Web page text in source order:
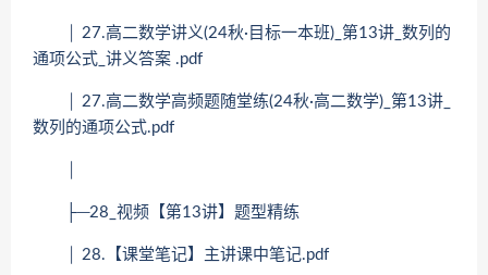
│ 27.高二数学讲义(24秋·目标一本班)_第13讲_数列的
通项公式_讲义答案 .pdf
│ 27.高二数学高频题随堂练(24秋·高二数学)_第13讲_
数列的通项公式.pdf
├─28_视频【第13讲】题型精练
│ 28.【课堂笔记】主讲课中笔记.pdf